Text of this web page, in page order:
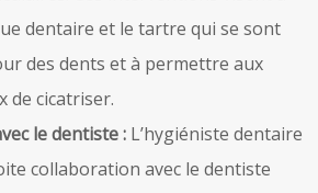
dentaire et le tartre qui se sont
des dents et à permettre aux
de cicatriser.
le dentiste : L’hygiéniste dentaire
collaboration avec le dentiste